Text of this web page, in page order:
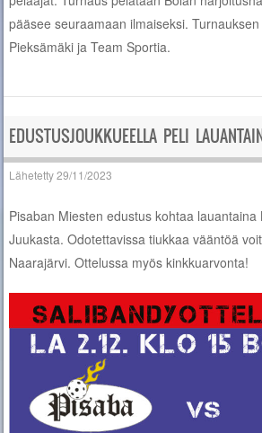
pääsee seuraamaan ilmaiseksi.
Pieksämäki ja Team Sportia.
EDUSTUSJOUKKUEELLA PELI
Lähetetty29/11/2023
Pisaban Miesten edustus kohtaa lauantaina
Juukasta. Odotettavissa tiukkaa vääntöä
Naarajärvi. Ottelussa myös kinkkuarvonta!